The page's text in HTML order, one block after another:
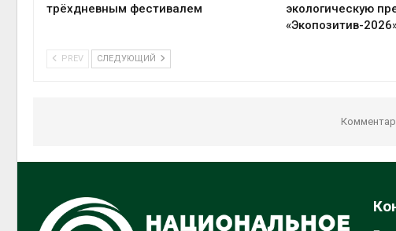
трёхдневным фестивалем
экологическую
«Экопозитив-
PREV СЛЕДУЮЩИЙ